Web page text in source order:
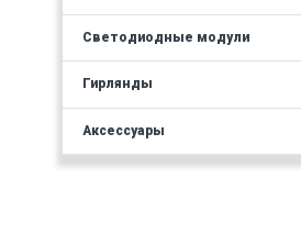
Светодиодные модули
Гирлянды
Аксессуары